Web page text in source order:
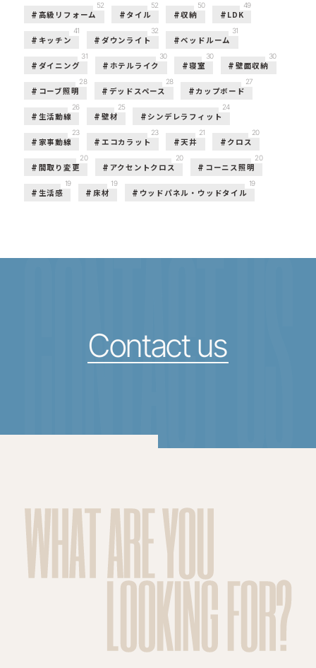
高級リフォーム
52
タイル
52
収納
50
LDK
49
キッチン
41
ダウンライト
32
ベッドルーム
31
ダイニング
31
ホテルライク
30
寝室
30
壁面収納
30
コーブ照明
28
デッドスペース
28
カップボード
27
生活動線
26
壁材
25
シンデレラフィット
24
家事動線
23
エコカラット
23
天井
21
クロス
20
間取り変更
20
アクセントクロス
20
コーニス照明
20
生活感
19
床材
19
ウッドパネル・ウッドタイル
19
CONTACT US
Contact us
WHAT ARE YOU
LOOKING FOR?